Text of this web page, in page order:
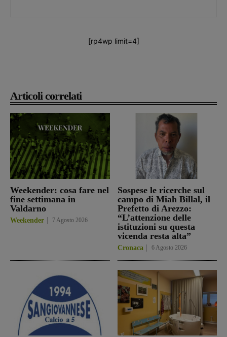
Articoli correlati
Weekender: cosa fare nel
fine settimana in
Valdarno
Weekender 7 Agosto 2026
Sospese le ricerche sul
campo di Miah Billal, il
Prefetto di Arezzo:
“L’attenzione delle
istituzioni su questa
vicenda resta alta”
Cronaca 6 Agosto 2026
[rp4wp limit=4]